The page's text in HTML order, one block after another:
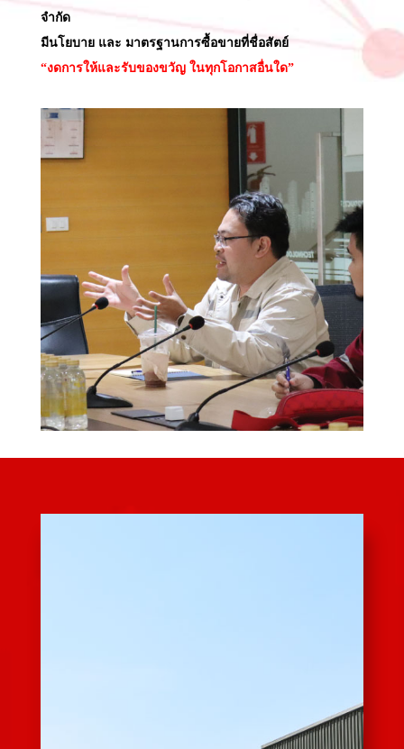
จำกัด
มีนโยบาย และ มาตรฐานการซื้อขายที่ชื่อสัตย์
“งดการให้และรับของขวัญ ในทุกโอกาสอื่นใด”